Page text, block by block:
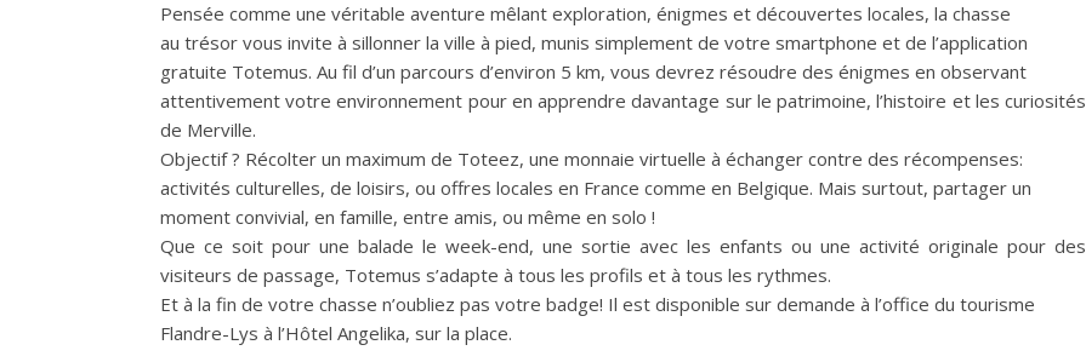
Pensée comme une véritable aventure mêlant exploration, énigmes et découvertes locales, la chasse
au trésor vous invite à sillonner la ville à pied, munis simplement de votre smartphone et de l’application
gratuite Totemus. Au fil d’un parcours d’environ 5 km, vous devrez résoudre des énigmes en observant
attentivement votre environnement pour en apprendre davantage sur le patrimoine, l’histoire et les curiosités
de Merville.
Objectif ? Récolter un maximum de Toteez, une monnaie virtuelle à échanger contre des récompenses:
activités culturelles, de loisirs, ou offres locales en France comme en Belgique. Mais surtout, partager un
moment convivial, en famille, entre amis, ou même en solo !
Que ce soit pour une balade le week-end, une sortie avec les enfants ou une activité originale pour des
visiteurs de passage, Totemus s’adapte à tous les profils et à tous les rythmes.
Et à la fin de votre chasse n’oubliez pas votre badge! Il est disponible sur demande à l’office du tourisme
Flandre-Lys à l’Hôtel Angelika, sur la place.